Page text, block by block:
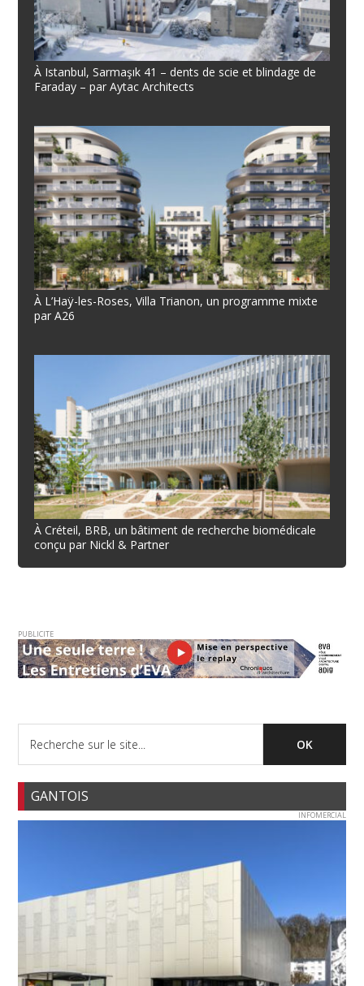
À Istanbul, Sarmaşık 41 – dents de scie et blindage de
Faraday – par Aytac Architects
À L’Haÿ-les-Roses, Villa Trianon, un programme mixte
par A26
À Créteil, BRB, un bâtiment de recherche biomédicale
conçu par Nickl & Partner
PUBLICITE
GANTOIS
INFOMERCIAL